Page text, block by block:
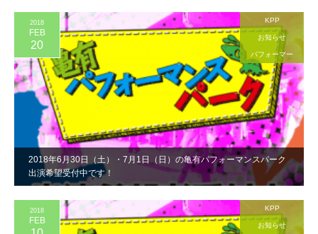
2018年6月30日（土）・7月1日（日）の亀有パフォーマンスパーク
出演希望受付中です！
2018
FEB
20
KPP
お知らせ
パフォーマー
2018
FEB
KPP
お知らせ